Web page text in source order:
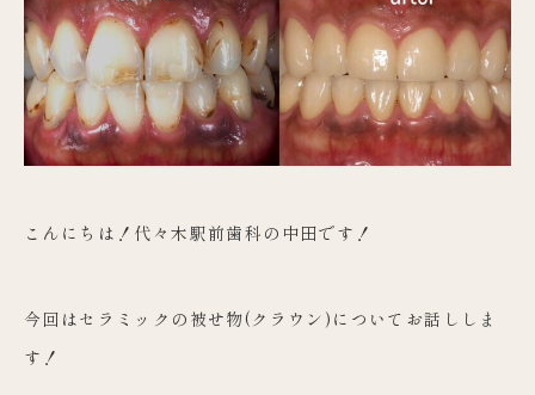
こんにちは！代々木駅前歯科の中田です！
今回はセラミックの被せ物(クラウン)についてお話ししま
す！